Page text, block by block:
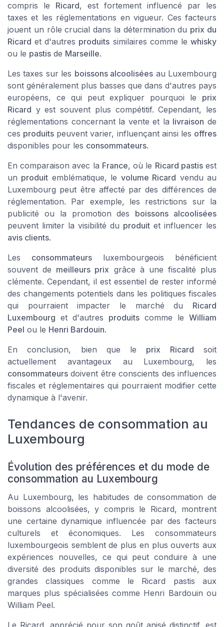
compris le Ricard, est fortement influencé par les
taxes et les réglementations en vigueur. Ces facteurs
jouent un rôle crucial dans la détermination du prix du
Ricard et d'autres produits similaires comme lewhisky
ou le pastis de Marseille.
Les taxes sur les boissons alcoolisées au Luxembourg
sont généralement plus basses que dans d'autres pays
européens, ce qui peut expliquer pourquoi le prix
Ricard y est souvent plus compétitif. Cependant, les
réglementations concernant la vente et la livraison de
ces produits peuvent varier, influençant ainsi les offres
disponibles pour les consommateurs.
En comparaison avec la France, où le Ricard pastisest
un produit emblématique, le volume Ricard vendu au
Luxembourg peut être affecté par des différences de
réglementation. Par exemple, les restrictions sur la
publicité ou la promotion des boissons alcoolisées
peuvent limiter la visibilité du produit et influencer les
avis clients.
Les consommateurs luxembourgeois bénéficient
souvent de meilleurs prix grâce à une fiscalité plus
clémente. Cependant, il est essentiel de rester informé
des changements potentiels dans les politiques fiscales
qui pourraient impacter le marché du Ricard
Luxembourg et d'autres produits comme le William
Peel ou le Henri Bardouin.
En conclusion, bien que le prix Ricard soit
actuellement avantageux au Luxembourg, les
consommateurs doivent être conscients des influences
fiscales et réglementaires qui pourraient modifier cette
dynamique à l'avenir.
Tendances de consommation au
Luxembourg
Évolution des préférences et du mode de
consommation au Luxembourg
Au Luxembourg, les habitudes de consommation de
boissons alcoolisées, y compris le Ricard, montrent
une certaine dynamique influencée par des facteurs
culturels et économiques. Les consommateurs
luxembourgeois semblent de plus en plus ouverts aux
expériences nouvelles, ce qui peut conduire à une
diversité des produits disponibles sur le marché, des
grandes classiques comme le Ricard pastis aux
marques plus spécialisées comme Henri Bardouin ou
William Peel.